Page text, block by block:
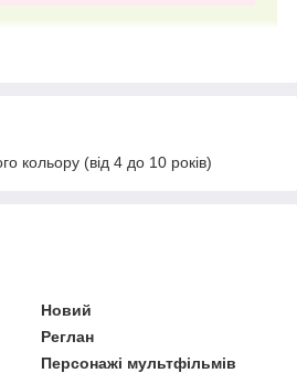
кольору (від 4 до 10 років)
Новий
Реглан
Персонажі мультфільмів